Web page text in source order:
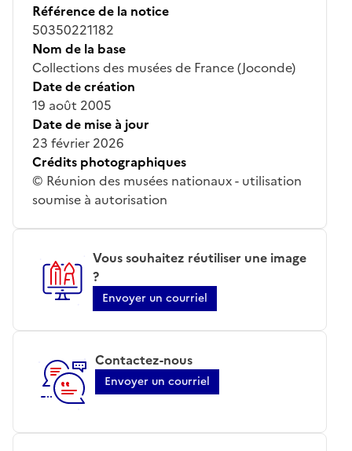
Référence de la notice
50350221182
Nom de la base
Collections des musées de France (Joconde)
Date de création
19 août 2005
Date de mise à jour
23 février 2026
Crédits photographiques
© Réunion des musées nationaux - utilisation
soumise à autorisation
Vous souhaitez réutiliser une image
?
Envoyer un courriel
Contactez-nous
Envoyer un courriel